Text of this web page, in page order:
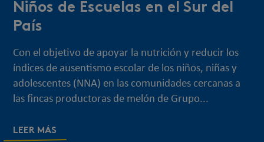
Niños de Escuelas en el Sur del
País
Con el objetivo de apoyar la nutrición y reducir los
índices de ausentismo escolar de los niños, niñas y
adolescentes (NNA) en las comunidades cercanas a
las fincas productoras de melón de Grupo...
LEER MÁS